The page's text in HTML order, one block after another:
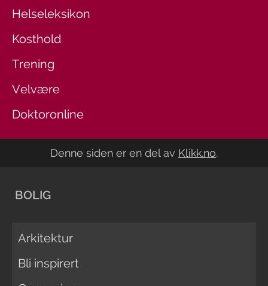
Helseleksikon
Kosthold
Trening
Velvære
Doktoronline
Denne siden er en del av Klikk.no.
BOLIG
Arkitektur
Bli inspirert